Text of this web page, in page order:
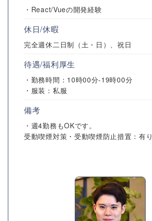
・React/Vueの開発経験
休日/休暇
完全週休二日制（土・日）、祝日
待遇/福利厚生
・勤務時間：10時00分-19時00分
・服装：私服
備考
・週4勤務もOKです。
受動喫煙対策・受動喫煙防止措置：有り